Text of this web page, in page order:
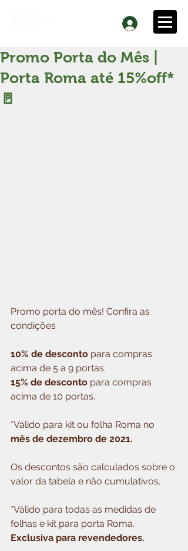
Promo Porta do Mês |
Porta Roma até 15%off*
🚪
Promo porta do mês! Confira as
condições
10% de desconto para compras
acima de 5 a 9 portas.
15% de desconto para compras
acima de 10 portas.
*Válido para kit ou folha Roma no
mês de dezembro de 2021.
Os descontos são calculados sobre o
valor da tabela e não cumulativos.
*Válido para todas as medidas de
folhas e kit para porta Roma.
Exclusiva para revendedores.